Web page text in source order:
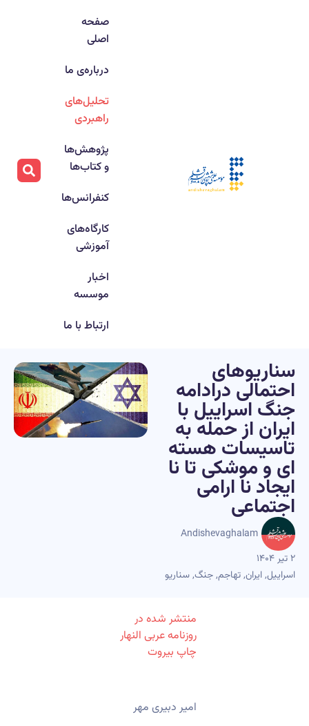
صفحه
اصلی
درباره‌ی ما
تحلیل‌های
راهبردی
پژوهش‌ها
و کتاب‌ها
کنفرانس‌ها
کارگاه‌های
آموزشی
اخبار
موسسه
ارتباط با ما
سناریوهای
احتمالی درادامه
جنگ اسراییل با
ایران از حمله به
تاسیسات هسته
ای و موشکی تا نا
ایجاد نا ارامی
اجتماعی
Andishevaghalam
۲ تیر ۱۴۰۴
اسراییل,ایران,تهاجم,جنگ,سناریو
منتشر شده در
روزنامه عربی النهار
چاپ بیروت
امیر دبیری مهر